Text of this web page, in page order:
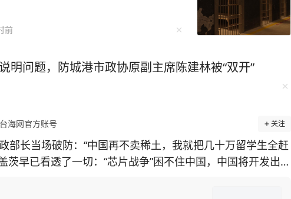
前
明问题，防城港市政协原副主席陈建林被“双开”
台海网官方账号 关注
部长当场破防：“中国再不卖稀土，我就把几十万留学生全赶
茨早已看透了一切：“芯片战争”困不住中国，中国将开发出自